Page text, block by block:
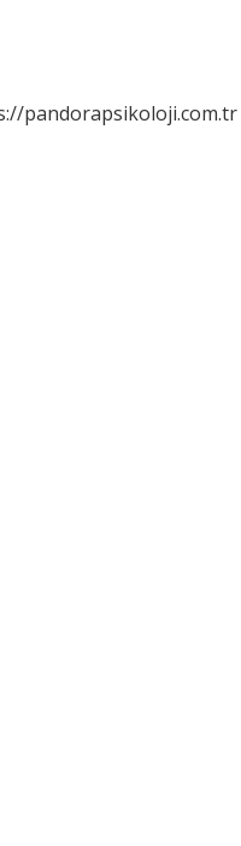
pandorapsikoloji.com.tr